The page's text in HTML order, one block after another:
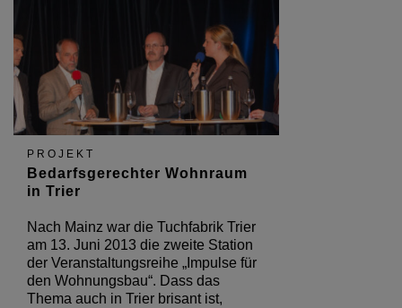
PROJEKT
Bedarfsgerechter Wohnraum
in Trier
Nach Mainz war die Tuchfabrik Trier
am 13. Juni 2013 die zweite Station
der Veranstaltungsreihe „Impulse für
den Wohnungsbau“. Dass das
Thema auch in Trier brisant ist,